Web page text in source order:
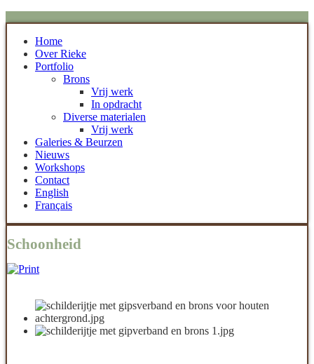
Home
Over Rieke
Portfolio
Brons
Vrij werk
In opdracht
Diverse materialen
Vrij werk
Galeries & Beurzen
Nieuws
Workshops
Contact
English
Français
Schoonheid